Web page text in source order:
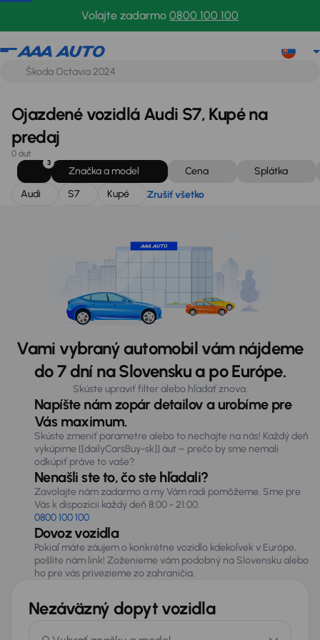
Volajte zadarmo 0800 100 100
Audi
Ojazdené vozidlá Audi S7, Kupé na
predaj
0 áut
3
Značka a model Cena
Splátka
Audi
S7 Kupé Zrušiť všetko
Vami vybraný automobil vám nájdeme
do 7 dní na Slovensku a po Európe.
Skúste upraviť filter alebo hľadať znova.
Napíšte nám zopár detailov a urobíme pre
Vás maximum.
Skúste zmeniť parametre alebo to nechajte na nás! Každý deň
vykúpime [[dailyCarsBuy-sk]] áut – prečo by sme nemali
odkúpiť práve to vaše?
Nenašli ste to, čo ste hľadali?
Zavolajte nám zadarmo a my Vám radi pomôžeme. Sme pre
Vás k dispozícii každý deň 8:00 - 21:00.
0800 100 100
Dovoz vozidla
Pokiaľ máte záujem o konkrétne vozidlo kdekoľvek v Európe,
pošlite nám link! Zoženieme vám podobný na Slovensku alebo
ho pre vás privezieme zo zahraničia.
Nezáväzný dopyt vozidla